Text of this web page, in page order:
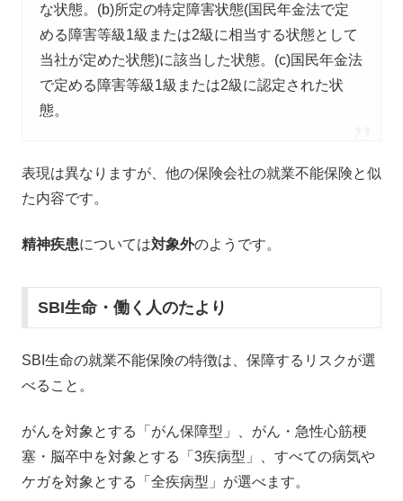
な状態。(b)所定の特定障害状態(国民年金法で定
める障害等級1級または2級に相当する状態として
当社が定めた状態)に該当した状態。(c)国民年金法
で定める障害等級1級または2級に認定された状
態。
表現は異なりますが、他の保険会社の就業不能保険と似
た内容です。
精神疾患については対象外のようです。
SBI生命・働く人のたより
SBI生命の就業不能保険の特徴は、保障するリスクが選
べること。
がんを対象とする「がん保障型」、がん・急性心筋梗
塞・脳卒中を対象とする「3疾病型」、すべての病気や
ケガを対象とする「全疾病型」が選べます。